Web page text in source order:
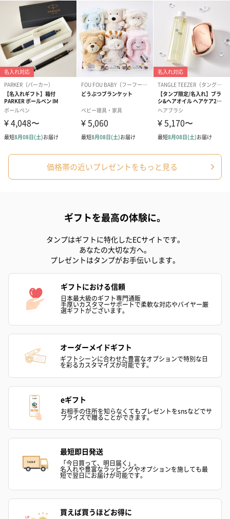
場合がございます。予めご了承ください。（漢字、ひらがな・ピ
リオド不可）
※半角英字でご入力ください。また、文字は筆記体で刺繍される
ため、アルファベット大文字をご希望の場合は頭文字のみのご入
力をお願いします。
※全て大文字でご入力いただいた場合、刻印スペースの関係で頭
文字以外を小文字に変更して刺繍する場合があります。
あり（770円）
商品に合わせたサイズをお届けします。
あり（280円）
メッセージカード（通常・写真・グリーティング）
誕生日や結婚祝い・出産祝いなど、様々なシーンのメッセージカ
ードを同梱します。
メッセージカードや封筒のデザインは一部変更する場合がありま
す。
価格帯の近いプレゼントをもっと見る
ギフトを最高の体験に。
タンプはギフトに特化したECサイトです。
あなたの大切な方へ。
プレゼントはタンプがお手伝いします。
ギフトにおける信頼
日本最大級のギフト専門通販
手厚いカスタマーサポートで柔軟な対応やバイヤー厳
選ギフトがございます。
オーダーメイドギフト
ギフトシーンに合わせた豊富なオプションで特別な日
を彩るカスタマイズが可能です。
eギフト
お相手の住所を知らなくてもプレゼントをsnsなどでサ
プライズで贈ることができます。
最短即日発送
「今日買って、明日届く」。
名入れや豊富なラッピングやオプションを施しても最
短で翌日にお届けが可能です。
買えば買うほどお得に